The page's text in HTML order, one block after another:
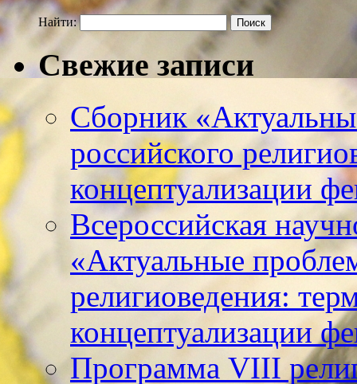
Найти:
Свежие записи
Сборник
российского
концептуализации
Всероссийская
«Актуальные
религиоведения:
концептуализации
Программа VIII